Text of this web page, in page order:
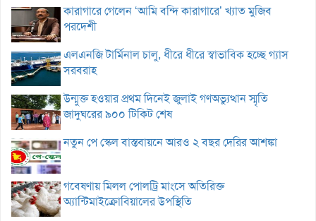
কারাগারে গেলেন ‘আমি বন্দি কারাগারে’ খ্যাত মুজিব
পরদেশী
এলএনজি টার্মিনাল চালু, ধীরে ধীরে স্বাভাবিক হচ্ছে গ্যাস
সরবরাহ
উন্মুক্ত হওয়ার প্রথম দিনেই জুলাই গণঅভ্যুত্থান স্মৃতি
জাদুঘরের ৯০০ টিকিট শেষ
নতুন পে স্কেল বাস্তবায়নে আরও ২ বছর দেরির আশঙ্কা
গবেষণায় মিলল পোলট্রি মাংসে অতিরিক্ত
অ্যান্টিমাইক্রোবিয়ালের উপস্থিতি